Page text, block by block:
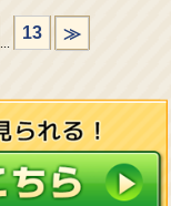
...
13 ≫